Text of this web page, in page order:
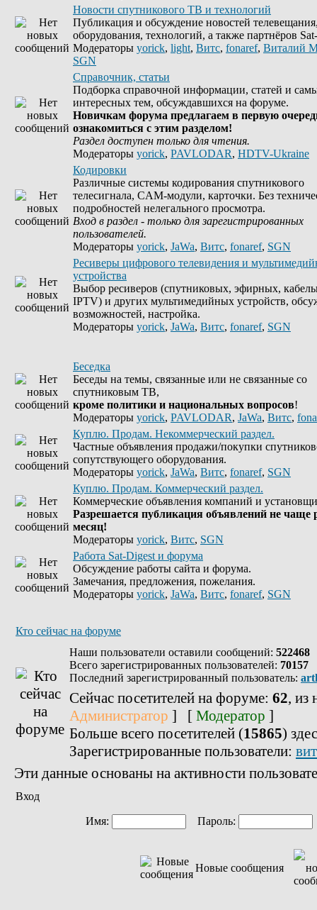
Новости спутникового ТВ и технологий
Публикация и обсуждение новостей
оборудования, технологий, а также партнёров
Модераторы yorick, light, Витс, fonaref, Виталий
SGN
Справочник, статьи
Подборка справочной информации, статей и
интересных тем, обсуждавшихся на форуме.
Новичкам форума предлагаем в первую
ознакомиться с этим разделом!
Раздел доступен только для чтения.
Модераторы yorick, PAVLODAR, HDTV-Ukraine
Кодировки
Различные системы кодирования спутникового
телесигнала, CAM-модули, карточки. Без
подробностей нелегального просмотра.
Вход в раздел - только для зарегистрированных
пользователей.
Модераторы yorick, JaWa, Витс, fonaref, SGN
Ресиверы цифрового телевидения и
устройства
Выбор ресиверов (спутниковых, эфирных,
IPTV) и других мультимедийных устройств,
возможностей, настройка.
Модераторы yorick, JaWa, Витс, fonaref, SGN
Беседка
Беседы на темы, связанные или не связанные со
спутниковым ТВ,
кроме политики и национальных вопросов!
Модераторы yorick, PAVLODAR, JaWa, Витс,
Куплю. Продам. Некоммерческий раздел.
Частные объявления продажи/покупки
сопутствующего оборудования.
Модераторы yorick, JaWa, Витс, fonaref, SGN
Куплю. Продам. Коммерческий раздел.
Коммерческие объявления компаний и
Разрешается публикация объявлений не чаще
месяц!
Модераторы yorick, Витс, SGN
Работа Sat-Digest и форума
Обсуждение работы сайта и форума.
Замечания, предложения, пожелания.
Модераторы yorick, JaWa, Витс, fonaref, SGN
Кто сейчас на форуме
Наши пользователи оставили сообщений: 522468
Всего зарегистрированных пользователей: 70157
Последний зарегистрированный пользователь:
Сейчас посетителей на форуме: 62, из
Администратор ] [ Модератор ]
Больше всего посетителей (15865)
Зарегистрированные пользователи:
Эти данные основаны на активности
Вход
Имя: Пароль:
Новые сообщения